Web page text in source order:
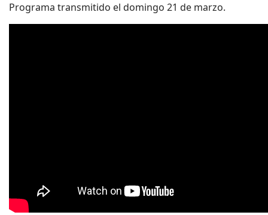
Programa transmitido el domingo 21 de marzo.